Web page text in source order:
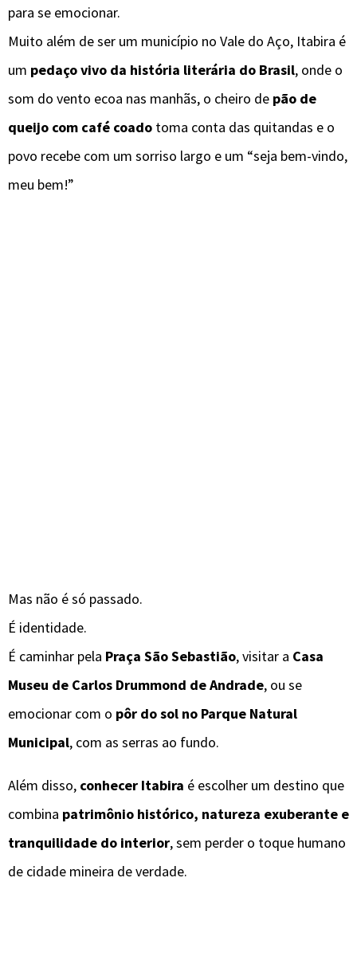
para se emocionar.
Muito além de ser um município no Vale do Aço, Itabira é
um pedaço vivo da história literária do Brasil, onde o
som do vento ecoa nas manhãs, o cheiro de pão de
queijo com café coado toma conta das quitandas e o
povo recebe com um sorriso largo e um “seja bem-vindo,
meu bem!”
Mas não é só passado.
É identidade.
É caminhar pela Praça São Sebastião, visitar a Casa
Museu de Carlos Drummond de Andrade, ou se
emocionar com o pôr do sol no Parque Natural
Municipal, com as serras ao fundo.
Além disso, conhecer Itabira é escolher um destino que
combina patrimônio histórico, natureza exuberante e
tranquilidade do interior, sem perder o toque humano
de cidade mineira de verdade.